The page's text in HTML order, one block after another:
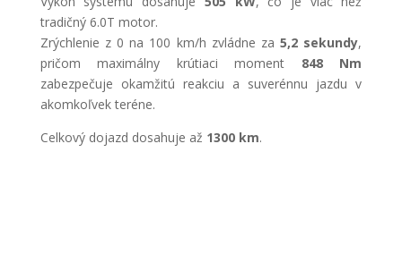
tradičný 6.0T motor.
Zrýchlenie z 0 na 100 km/h zvládne za5,2 sekundy,
pričom maximálny krútiaci moment 848 Nm
zabezpečuje okamžitú reakciu a suverénnu jazdu v
akomkoľvek teréne.
Celkový dojazd dosahuje až 1300 km.